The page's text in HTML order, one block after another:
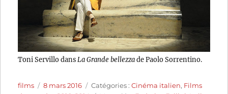
Toni Servillo dans La Grande bellezzade Paolo Sorrentino.
Auteur
films
Publié
8 mars 2016 Catégories
Catégories :Cinéma italien, Films